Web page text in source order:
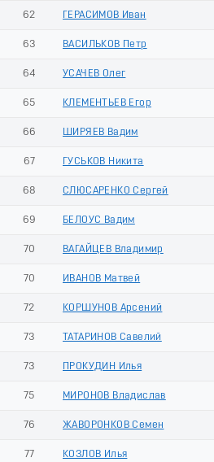
62 ГЕРАСИМОВ Иван
63 ВАСИЛЬКОВ Петр
64 УСАЧЕВ Олег
65 КЛЕМЕНТЬЕВ Егор
66 ШИРЯЕВ Вадим
67 ГУСЬКОВ Никита
68 СЛЮСАРЕНКО Сергей
69 БЕЛОУС Вадим
70 ВАГАЙЦЕВ Владимир
70 ИВАНОВ Матвей
72 КОРШУНОВ Арсений
73 ТАТАРИНОВ Савелий
73 ПРОКУДИН Илья
75 МИРОНОВ Владислав
76 ЖАВОРОНКОВ Семен
77 КОЗЛОВ Илья